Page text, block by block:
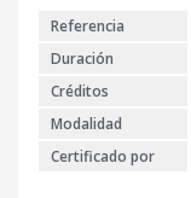
Referencia
Duración
Créditos
Modalidad
Certificado por